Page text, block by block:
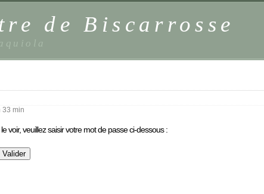
de Biscarrosse
min
voir, veuillez saisir votre mot de passe ci-dessous :